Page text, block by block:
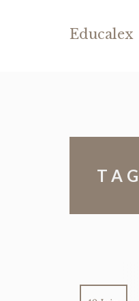
Educalex